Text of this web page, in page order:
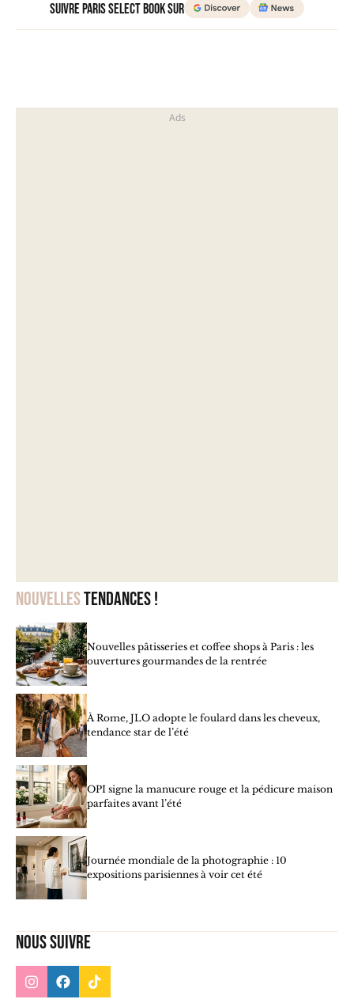
Nouvellestendances !
Nouvelles pâtisseries et coffee shops à Paris : les
ouvertures gourmandes de la rentrée
À Rome, JLO adopte le foulard dans les cheveux,
tendance star de l’été
OPI signe la manucure rouge et la pédicure maison
parfaites avant l’été
Journée mondiale de la photographie : 10
expositions parisiennes à voir cet été
Nous suivre
Suivre Paris Select Book sur